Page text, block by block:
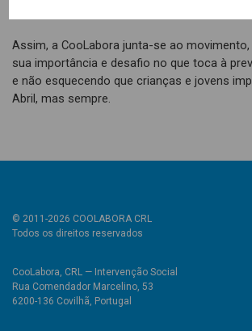
Assim, a CooLabora junta-se ao
sua importância e desafio no que toca à
e não esquecendo que crianças e jovens
Abril, mas sempre.
© 2011-2026 COOLABORA CRL
Todos os direitos reservados
CooLabora, CRL — Intervenção Social
Rua Comendador Marcelino, 53
6200-136 Covilhã, Portugal